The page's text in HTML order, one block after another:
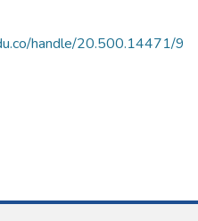
handle/20.500.14471/9